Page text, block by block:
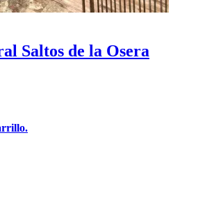
Saltos de la Osera